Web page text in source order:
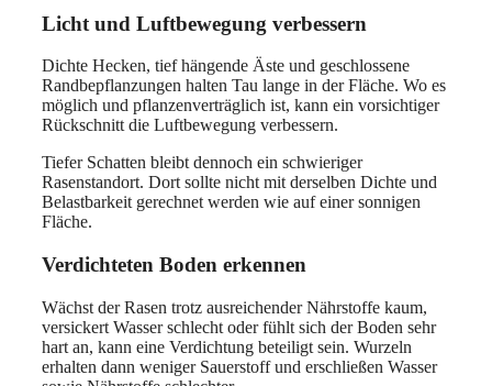
Licht und Luftbewegung verbessern
Dichte Hecken, tief hängende Äste und geschlossene
Randbepflanzungen halten Tau lange in der Fläche. Wo es
möglich und pflanzenverträglich ist, kann ein vorsichtiger
Rückschnitt die Luftbewegung verbessern.
Tiefer Schatten bleibt dennoch ein schwieriger
Rasenstandort. Dort sollte nicht mit derselben Dichte und
Belastbarkeit gerechnet werden wie auf einer sonnigen
Fläche.
Verdichteten Boden erkennen
Wächst der Rasen trotz ausreichender Nährstoffe kaum,
versickert Wasser schlecht oder fühlt sich der Boden sehr
hart an, kann eine Verdichtung beteiligt sein. Wurzeln
erhalten dann weniger Sauerstoff und erschließen Wasser